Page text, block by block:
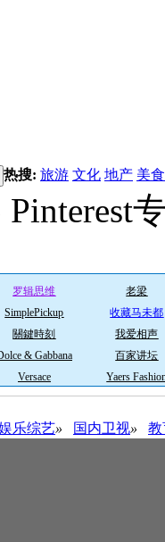
热搜: 旅游 文化 地产 美食
Pinterest
罗辑思维
老梁
SimplePickup
收藏马未都
關鍵時刻
我爱相声
& Gabbana
百家讲坛
Versace Yaers